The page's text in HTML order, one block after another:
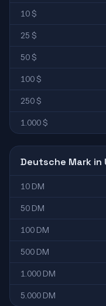
10 $
25 $
50 $
100 $
250 $
1.000 $
Deutsche Mark in
10 DM
50 DM
100 DM
500 DM
1.000 DM
5.000 DM